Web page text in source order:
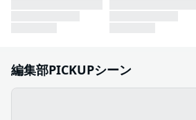
編集部PICKUPシーン